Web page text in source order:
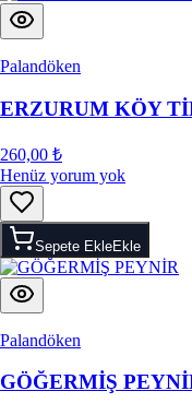
Palandöken
ERZURUM KÖY
260,00 ₺
Henüz yorum yok
Sepete EkleEkle
Palandöken
GÖĞERMİŞ